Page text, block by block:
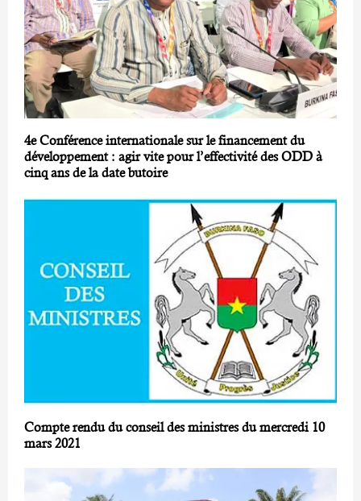
4e Conférence internationale sur le financement du
développement : agir vite pour l’effectivité des ODD à
cinq ans de la date butoire
Compte rendu du conseil des ministres du mercredi 10
mars 2021